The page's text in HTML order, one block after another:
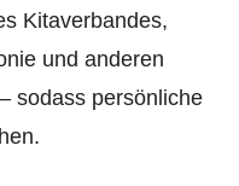
Kitaverbandes,
und anderen
sodass persönliche